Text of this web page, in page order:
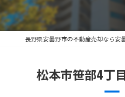
松本市笹部4丁